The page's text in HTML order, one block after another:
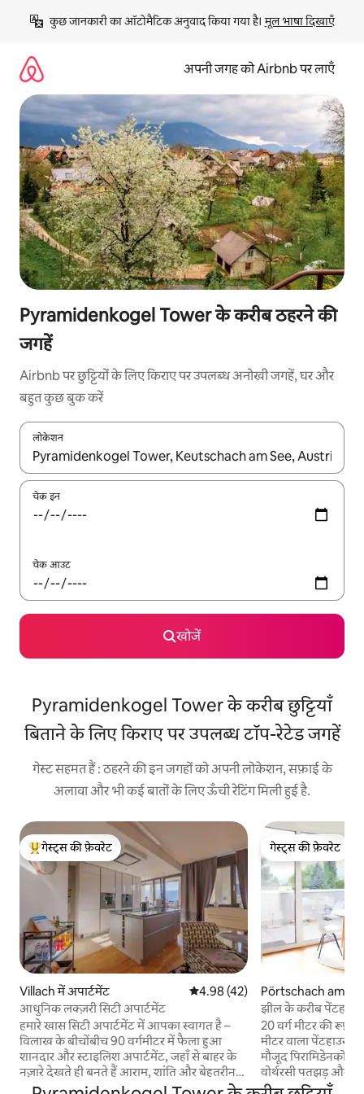
छोड़कर
कॉन्टेंट
कुछ जानकारी का ऑटोमैटिक अनुवाद किया गया है। मूल भाषा दिखाएँ
अपनी जगह को Airbnb पर लाएँ
Pyramidenkogel Tower के करीब ठहरने की
जगहें
Airbnb पर छुट्टियों के लिए किराए पर उपलब्ध अनोखी जगहें, घर और
बहुत कुछ बुक करें
लोकेशन
नतीजों के उपलब्ध होने पर, अप और डाउन 'ऐरो की' का इस्तेमाल करके नेविगेट
चेक इन
चेक आउट
खोजें
Pyramidenkogel Tower के करीब छुट्टियाँ
बिताने के लिए किराए पर उपलब्ध टॉप-रेटेड जगहें
गेस्ट सहमत हैं : ठहरने की इन जगहों को अपनी लोकेशन, सफ़ाई के
अलावा और भी कई बातों के लिए ऊँची रेटिंग मिली हुई है.
गेस्ट्स का टॉप फ़ेवरेट
गेस्ट्स की फ़ेवरेट
Villach में अपार्टमेंट औसत रेटिंग 5 में से 4.98, 42 समीक्षाएँ
4.98 (42)
आधुनिक लक्ज़री सिटी अपार्टमेंट
हमारे खास सिटी अपार्टमेंट में आपका स्वागत है –
विलाख के बीचोंबीच 90 वर्गमीटर में फैला हुआ
शानदार और स्टाइलिश अपार्टमेंट, जहाँ से बाहर के
नज़ारे देखते ही बनते हैं आराम, शांति और बेहतरीन
क्वॉलिटी का मज़ा लें। ☆आधुनिक इंटीरियर ☆पूरी
गेस्ट्स की फ़ेवरेट
गेस्ट्स की फ़ेवरेट
Pörtschach am
में अपार्टमेंट
झील के करीब
चलें
20 वर्ग मीटर की रूफ़
मीटर वाला पेंटहाउस
मौजूद पिरामिडेनकोगेल
वोर्थरसी पतझड़ और
लेक तक पैदल 4 मिनट